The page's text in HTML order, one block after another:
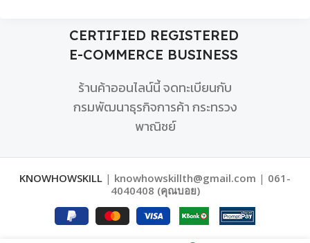
CERTIFIED REGISTERED
E-COMMERCE BUSINESS
ร้านค้าออนไลน์นี้ จดทะเบียนกับ
กรมพัฒนาธุรกิจการค้า กระทรวง
พาณิชย์
KNOWHOWSKILL | knowhowskillth@gmail.com | 061-
4040408 (คุณบอย)